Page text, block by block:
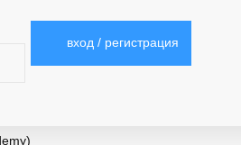
вход / регистрация